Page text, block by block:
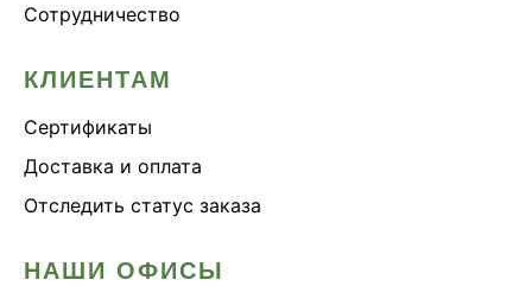
Сотрудничество
КЛИЕНТАМ
Сертификаты
Доставка и оплата
Отследить статус заказа
НАШИ ОФИСЫ